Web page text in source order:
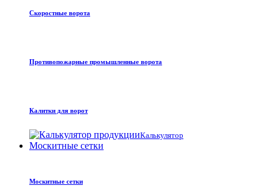
Скоростные ворота
Противопожарные промышленные ворота
Калитки для ворот
Калькулятор
Москитные сетки
Москитные сетки